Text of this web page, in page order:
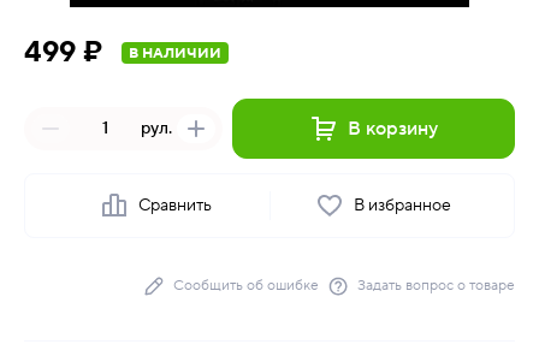
499 ₽ В НАЛИЧИИ
рул. В корзину
Сравнить В избранное
Сообщить об ошибке Задать вопрос о товаре